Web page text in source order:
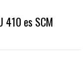
410 es SCM